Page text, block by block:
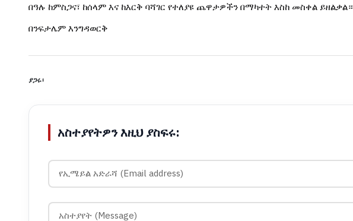
በዓሉ ከምስጋና፣ ከሰላም እና ከእርቅ ባሻገር የተለያዩ ጨዋታዎችን በማካተት እስከ መስቀል ይዘልቃል።
በንፍታሌም እንግዳወርቅ
ያጋሩ፡
አስተያየትዎን እዚህ ያስፍሩ: